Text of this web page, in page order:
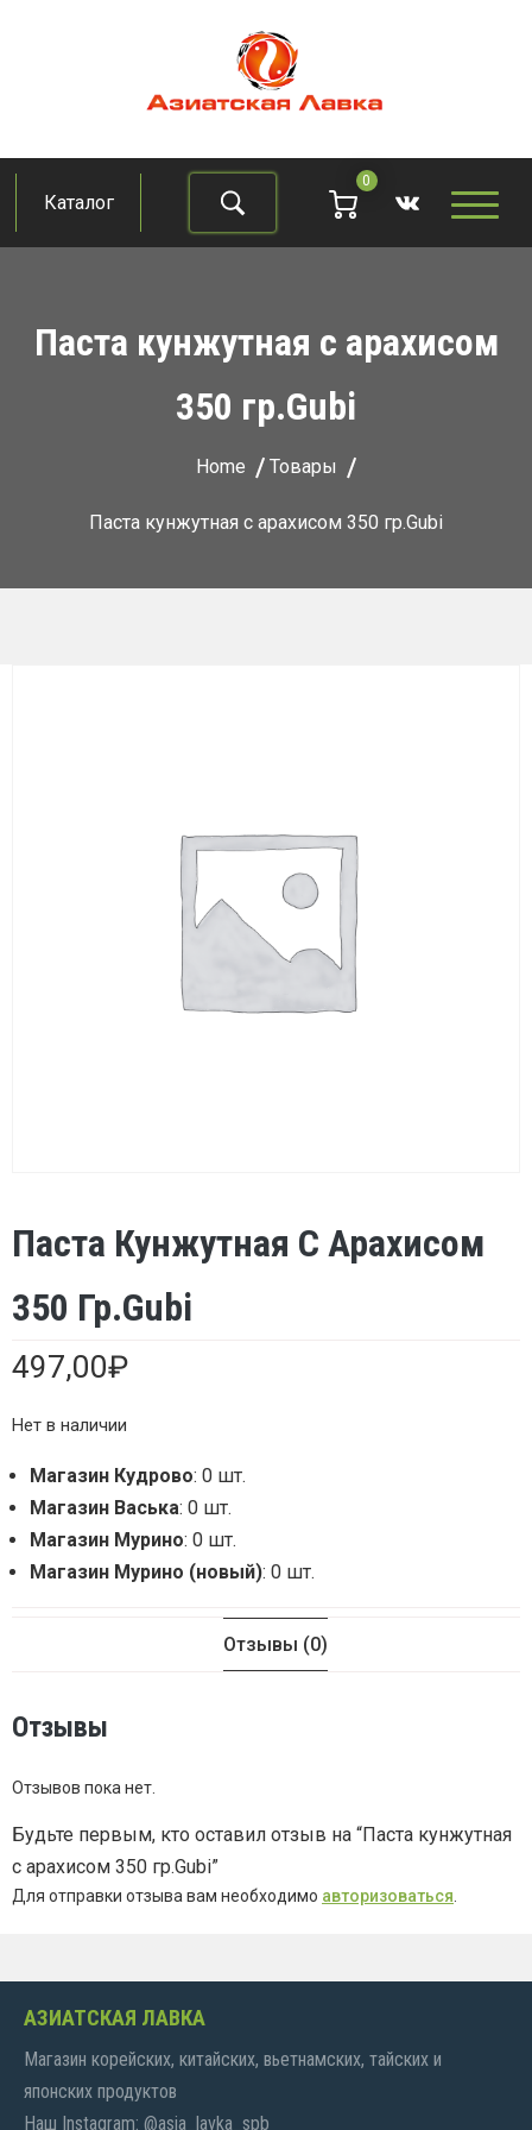
Азиатская лавка
Продукты из восточно-азиатских стран
Каталог
0
Паста кунжутная с арахисом
350 гр.Gubi
Home Товары
Паста кунжутная с арахисом 350 гр.Gubi
Паста Кунжутная С Арахисом
350 Гр.Gubi
497,00₽
Нет в наличии
Магазин Кудрово: 0 шт.
Магазин Васька: 0 шт.
Магазин Мурино: 0 шт.
Магазин Мурино (новый): 0 шт.
Отзывы (0)
Отзывы
Отзывов пока нет.
Будьте первым, кто оставил отзыв на “Паста кунжутная
с арахисом 350 гр.Gubi”
Для отправки отзыва вам необходимо авторизоваться
АЗИАТСКАЯ ЛАВКА
Магазин корейских, китайских, вьетнамских, тайских и
японских продуктов
Наш Instagram: @asia_lavka_spb